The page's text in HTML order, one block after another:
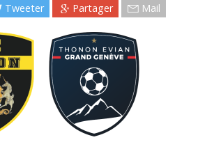
Tweeter Partager Mail